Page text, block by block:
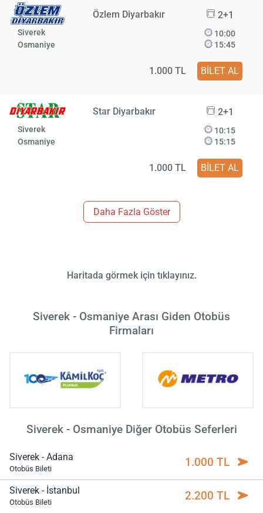
Özlem Diyarbakır 2+1
Siverek
Osmaniye
10:00
15:45
1.000 TL BİLET AL
Star Diyarbakır 2+1
Siverek
Osmaniye
10:15
15:15
1.000 TL BİLET AL
Daha Fazla Göster
Haritada görmek için tıklayınız.
Siverek - Osmaniye Arası Giden Otobüs
Firmaları
Siverek - Osmaniye Diğer Otobüs Seferleri
Siverek - Adana
Otobüs Bileti 1.000 TL
Siverek - İstanbul
Otobüs Bileti 2.200 TL